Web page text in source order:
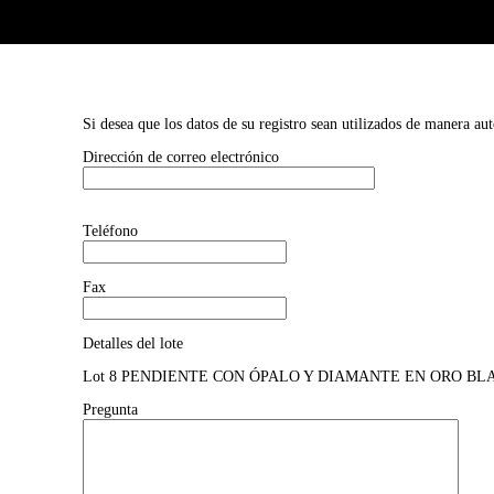
Si desea que los datos de su registro sean utilizados de manera
Dirección de correo electrónico
Teléfono
Fax
Detalles del lote
Lot 8 PENDIENTE CON ÓPALO Y DIAMANTE EN ORO
Pregunta